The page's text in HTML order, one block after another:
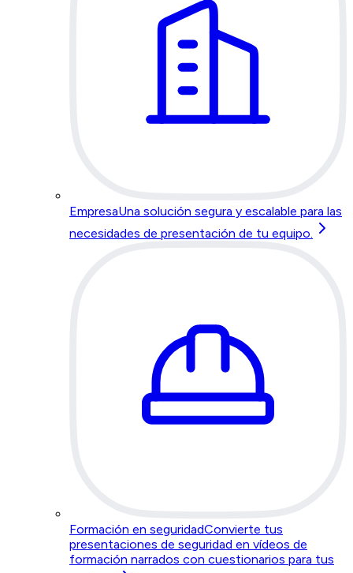
EmpresaUna solución segura y escalable para las
necesidades de presentación de tu equipo.
Formación en seguridadConvierte tus
presentaciones de seguridad en vídeos de
formación narrados con cuestionarios para tus